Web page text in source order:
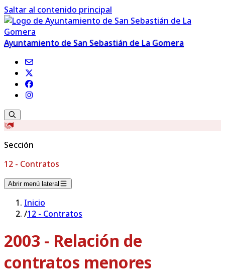
Saltar al contenido principal
Ayuntamiento de San Sebastián de La Gomera
Sección
12 - Contratos
Abrir menú lateral
Inicio
/12 - Contratos
2003 - Relación de
contratos menores